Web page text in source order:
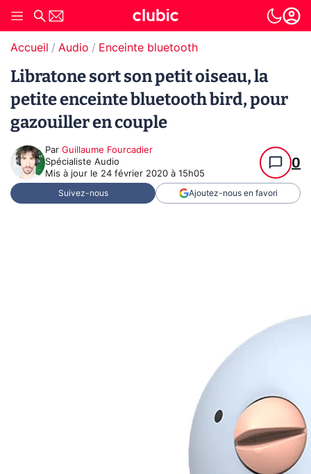
Accueil Audio Enceinte bluetooth
Libratone sort son petit oiseau, la
petite enceinte bluetooth bird, pour
gazouiller en couple
Par Guillaume Fourcadier
Spécialiste Audio
Mis à jour le 24 février 2020 à 15h05
0
Suivez-nous Ajoutez-nous en favori